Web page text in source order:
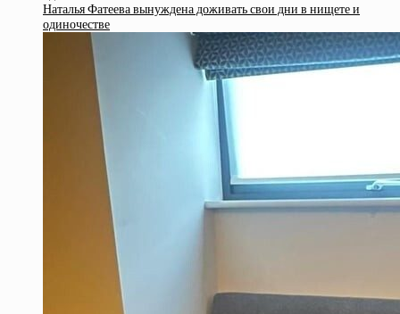
Наталья Фатеева вынуждена доживать свои дни в нищете и
одиночестве